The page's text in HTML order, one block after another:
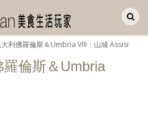
利佛羅倫斯＆Umbria VIII：山城 Assisi
倫斯＆Umbria